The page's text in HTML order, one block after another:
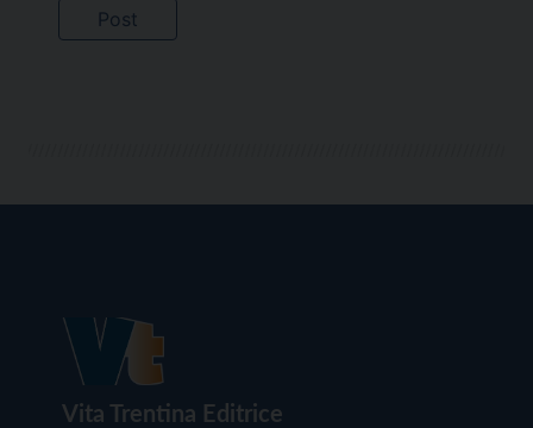
Vita Trentina Editrice